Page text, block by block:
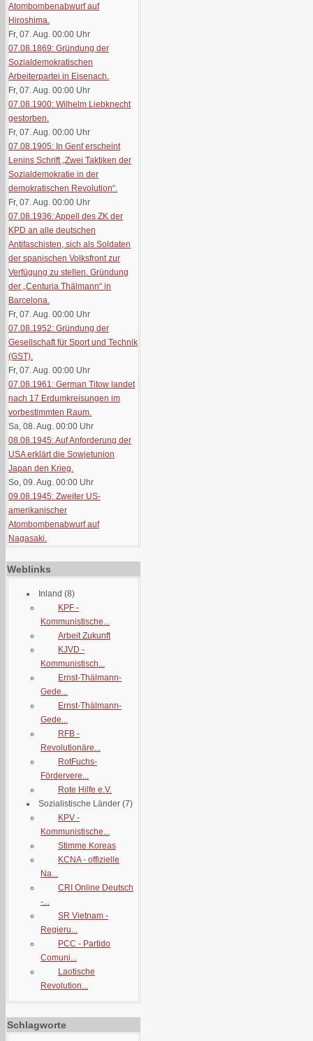
Atombombenabwurf auf
Hiroshima.
Fr, 07. Aug. 00:00 Uhr
07.08.1869: Gründung der
Sozialdemokratischen
Arbeiterpartei in Eisenach.
Fr, 07. Aug. 00:00 Uhr
07.08.1900: Wilhelm Liebknecht
gestorben.
Fr, 07. Aug. 00:00 Uhr
07.08.1905: In Genf erscheint
Lenins Schrift „Zwei Taktiken der
Sozialdemokratie in der
demokratischen Revolution“.
Fr, 07. Aug. 00:00 Uhr
07.08.1936: Appell des ZK der
KPD an alle deutschen
Antifaschisten, sich als Soldaten
der spanischen Volksfront zur
Verfügung zu stellen. Gründung
der „Centuria Thälmann“ in
Barcelona.
Fr, 07. Aug. 00:00 Uhr
07.08.1952: Gründung der
Gesellschaft für Sport und Technik
(GST).
Fr, 07. Aug. 00:00 Uhr
07.08.1961: German Titow landet
nach 17 Erdumkreisungen im
vorbestimmten Raum.
Sa, 08. Aug. 00:00 Uhr
08.08.1945: Auf Anforderung der
USA erklärt die Sowjetunion
Japan den Krieg.
So, 09. Aug. 00:00 Uhr
09.08.1945: Zweiter US-
amerikanischer
Atombombenabwurf auf
Nagasaki.
Weblinks
Inland (8)
KPF -
Kommunistische...
Arbeit Zukunft
KJVD -
Kommunistisch...
Ernst-Thälmann-
Gede...
Ernst-Thälmann-
Gede...
RFB -
Revolutionäre...
RotFuchs-
Fördervere...
Rote Hilfe e.V.
Sozialistische Länder (7)
KPV -
Kommunistische...
Stimme Koreas
KCNA - offizielle
Na...
CRI Online Deutsch
-...
SR Vietnam -
Regieru...
PCC - Partido
Comuni...
Laotische
Revolution...
Schlagworte